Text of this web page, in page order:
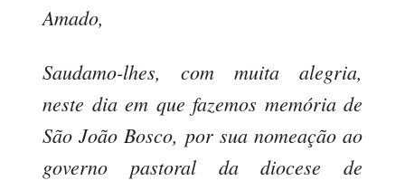
Amado,
Saudamo-lhes, com muita alegria,
neste dia em que fazemos memória de
São João Bosco, por sua nomeação ao
governo pastoral da diocese de